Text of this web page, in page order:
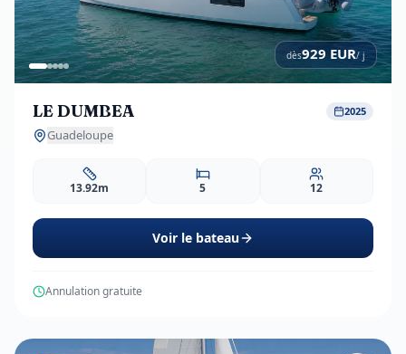
dès929 EUR/ j
LE DUMBEA 2025
Guadeloupe
13.92m 5 12
Voir le bateau
Annulation gratuite